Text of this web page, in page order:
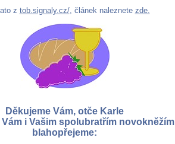
z tob.signaly.cz/, článek naleznete zde.
Děkujeme Vám, otče Karle
i Vašim spolubratřím novokněžím
blahopřejeme: